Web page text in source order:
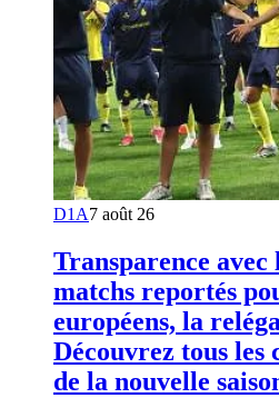
D1A7 août 26
Transparence avec
matchs reportés
européens, la
Découvrez tous les
de la nouvelle